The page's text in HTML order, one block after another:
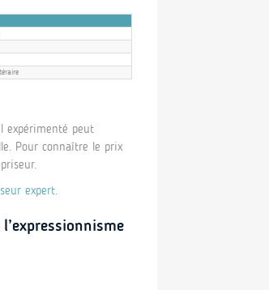
expérimenté peut
Pour connaître le prix
expert.